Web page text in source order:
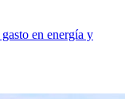
en energía y